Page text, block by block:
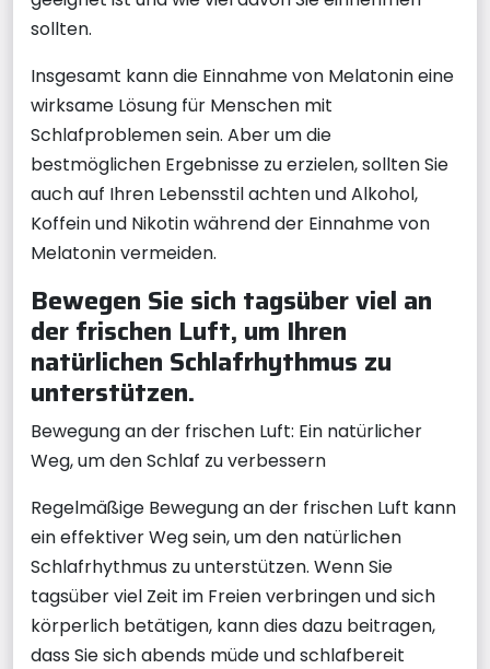
sollten.
Insgesamt kann die Einnahme von Melatonin eine
wirksame Lösung für Menschen mit
Schlafproblemen sein. Aber um die
bestmöglichen Ergebnisse zu erzielen, sollten Sie
auch auf Ihren Lebensstil achten und Alkohol,
Koffein und Nikotin während der Einnahme von
Melatonin vermeiden.
Bewegen Sie sich tagsüber viel an
der frischen Luft, um Ihren
natürlichen Schlafrhythmus zu
unterstützen.
Bewegung an der frischen Luft: Ein natürlicher
Weg, um den Schlaf zu verbessern
Regelmäßige Bewegung an der frischen Luft kann
ein effektiver Weg sein, um den natürlichen
Schlafrhythmus zu unterstützen. Wenn Sie
tagsüber viel Zeit im Freien verbringen und sich
körperlich betätigen, kann dies dazu beitragen,
dass Sie sich abends müde und schlafbereit